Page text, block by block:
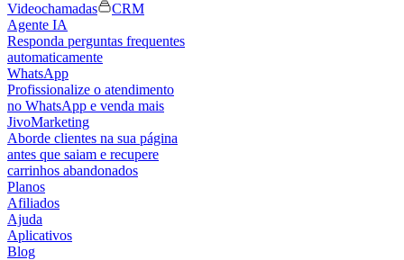
Videochamadas
CRM
Agente IA
Responda perguntas frequentes
automaticamente
WhatsApp
Profissionalize o atendimento
no WhatsApp e venda mais
JivoMarketing
Aborde clientes na sua página
antes que saiam e recupere
carrinhos abandonados
Planos
Afiliados
Ajuda
Aplicativos
Blog